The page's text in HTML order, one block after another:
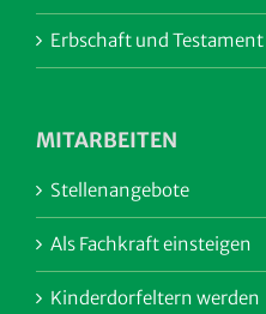
Erbschaft und Testament
MITARBEITEN
Stellenangebote
Als Fachkraft einsteigen
Kinderdorfeltern werden